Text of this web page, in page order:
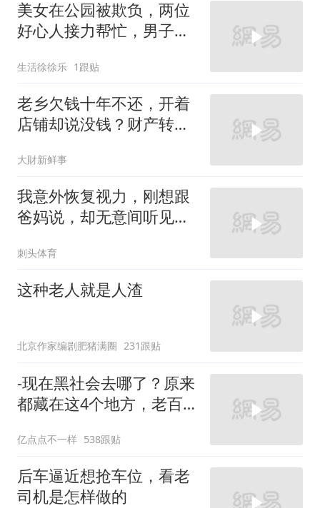
美女在公园被欺负，两位
好心人接力帮忙，男子直
生活徐徐乐 1跟贴
老乡欠钱十年不还，开着
店铺却说没钱？财产转给
大財新鲜事
我意外恢复视力，刚想跟
爸妈说，却无意间听见妹
刺头体育
这种老人就是人渣
北京作家编剧肥猪满圈 231跟贴
-现在黑社会去哪了？原来
都藏在这4个地方，老百
亿点点不一样 538跟贴
后车逼近想抢车位，看老
司机是怎样做的